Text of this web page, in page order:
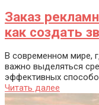
Заказ
как создать
В современном мире,
важно выделяться
эффективных
Читать далее